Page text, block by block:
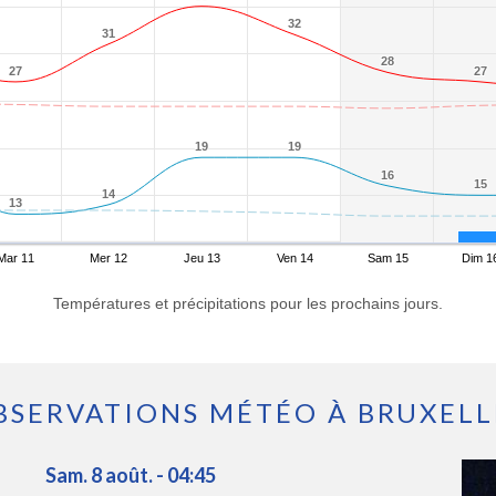
27
27
31
31
32
32
28
28
27
27
13
13
14
14
19
19 19
19
16
16
15
15
11 Mer 12 Jeu 13 Ven 14 Sam 15 Dim
Températures et précipitations pour les prochains jours.
MÉTÉO À
Sam. 8 août. - 04:45